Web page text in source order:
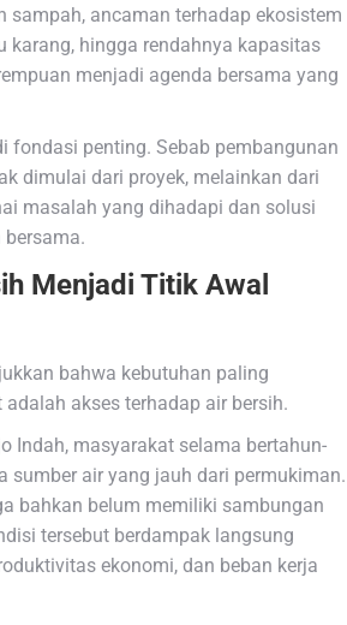
sampah, ancaman terhadap ekosistem
karang, hingga rendahnya kapasitas
menjadi agenda bersama yang
fondasi penting. Sebab pembangunan
dimulai dari proyek, melainkan dari
masalah yang dihadapi dan solusi
Menjadi Titik Awal
bahwa kebutuhan paling
akses terhadap air bersih.
Indah, masyarakat selama bertahun-
sumber air yang jauh dari permukiman.
bahkan belum memiliki sambungan
tersebut berdampak langsung
ekonomi, dan beban kerja